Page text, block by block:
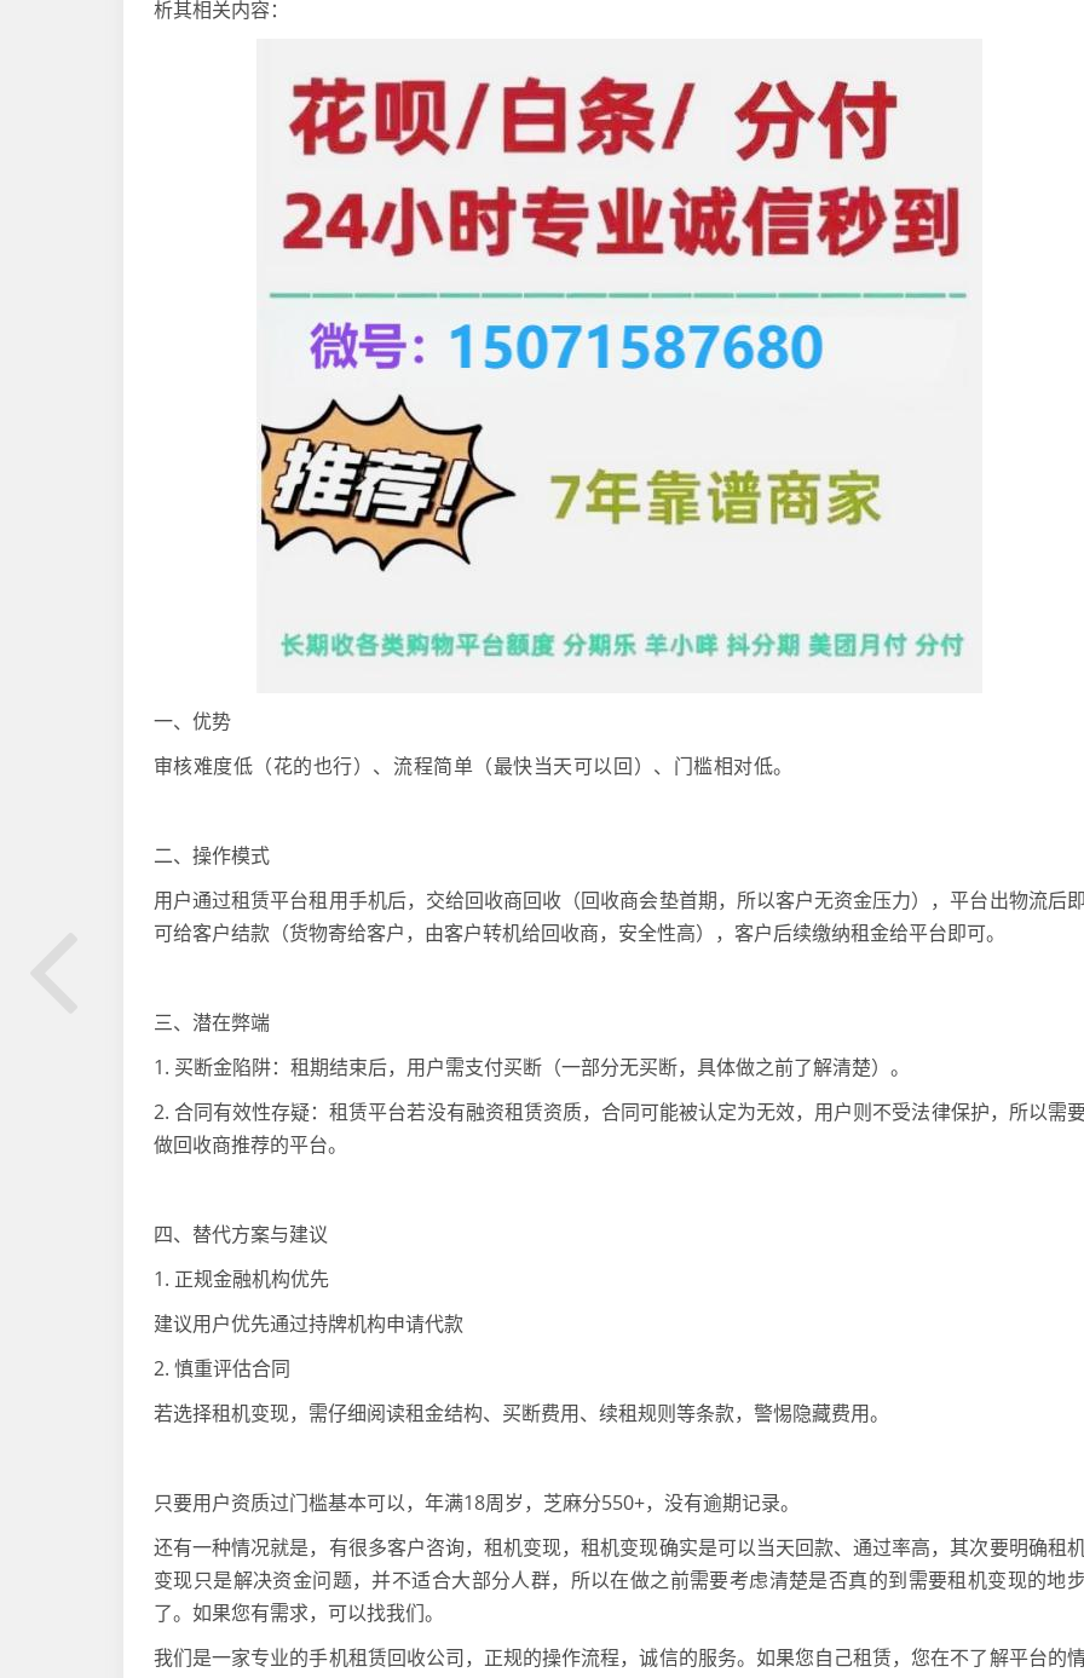
析其相关内容：
一、优势
审核难度低（花的也行）、流程简单（最快当天可以回）、门槛相对低。
二、操作模式
用户通过租赁平台租用手机后，交给回收商回收（回收商会垫首期，所以客户无资金压力），平台出物流后
可给客户结款（货物寄给客户，由客户转机给回收商，安全性高），客户后续缴纳租金给平台即可。
三、潜在弊端
1. 买断金陷阱：租期结束后，用户需支付买断（一部分无买断，具体做之前了解清楚）。
2. 合同有效性存疑：租赁平台若没有融资租赁资质，合同可能被认定为无效，用户则不受法律保护，所以需
做回收商推荐的平台。
四、替代方案与建议
1. 正规金融机构优先
建议用户优先通过持牌机构申请代款
2. 慎重评估合同
若选择租机变现，需仔细阅读租金结构、买断费用、续租规则等条款，警惕隐藏费用。
只要用户资质过门槛基本可以，年满18周岁，芝麻分550+，没有逾期记录。
还有一种情况就是，有很多客户咨询，租机变现，租机变现确实是可以当天回款、通过率高，其次要明确租
变现只是解决资金问题，并不适合大部分人群，所以在做之前需要考虑清楚是否真的到需要租机变现的地
了。如果您有需求，可以找我们。
我们是一家专业的手机租赁回收公司，正规的操作流程，诚信的服务。如果您自己租赁，您在不了解平台的